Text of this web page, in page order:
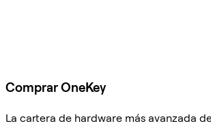
Comprar OneKey
La cartera de hardware más avanzada